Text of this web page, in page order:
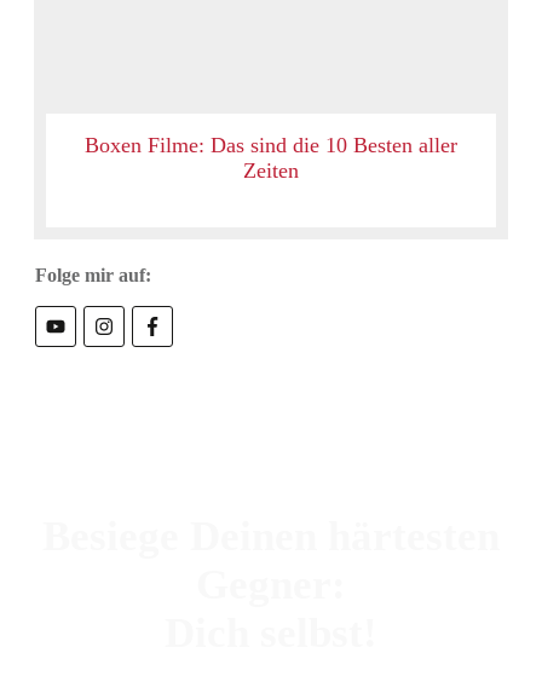
Boxen Filme: Das sind die 10 Besten aller
Zeiten
Folge mir auf: